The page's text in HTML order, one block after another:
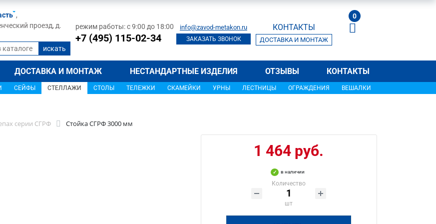
,
проезд, д.
режим работы: с 9:00 до 18:00
+7 (495) 115-02-34
info@zavod-metakon.ru
ЗАКАЗАТЬ ЗВОНОК
КОНТАКТЫ
ДОСТАВКА И МОНТАЖ
0
ДОСТАВКА И МОНТАЖ НЕСТАНДАРТНЫЕ ИЗДЕЛИЯ ОТЗЫВЫ КОНТАКТЫ
СЕЙФЫ СТЕЛЛАЖИ СТОЛЫ ТЕЛЕЖКИ СКАМЕЙКИ УРНЫ ЛЕСТНИЦЫ ОГРАЖДЕНИЯ ВЕШАЛКИ
серии СГРФ Стойка СГРФ 3000 мм
1 464 руб.
в наличии
Количество
шт